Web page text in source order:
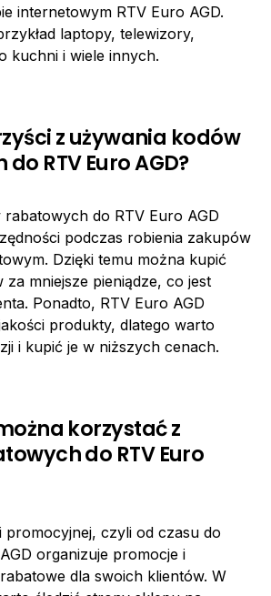
internetowym RTV Euro AGD.
laptopy, telewizory,
kuchni i wiele innych.
z używania kodów
RTV Euro AGD?
do RTV Euro AGD
podczas robienia zakupów
Dzięki temu można kupić
mniejsze pieniądze, co jest
Ponadto, RTV Euro AGD
produkty, dlatego warto
i kupić je w niższych cenach.
korzystać z
do RTV Euro
promocyjnej, czyli od czasu do
organizuje promocje i
dla swoich klientów. W